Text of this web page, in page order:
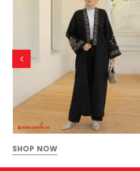
SHOP NOW